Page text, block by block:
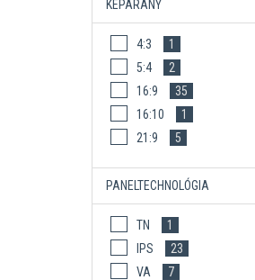
KÉPARÁNY
4:3
1
5:4
2
16:9
35
16:10
1
21:9
5
PANELTECHNOLÓGIA
TN
1
IPS
23
VA
7